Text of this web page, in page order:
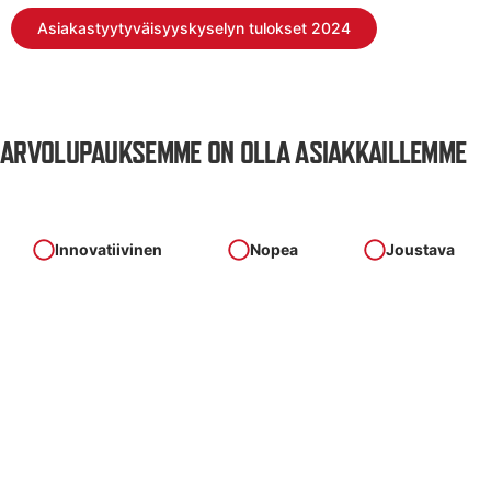
Asiakastyytyväisyyskyselyn tulokset 2024
ARVOLUPAUKSEMME ON OLLA ASIAKKAILLEMME
Innovatiivinen Nopea Joustava